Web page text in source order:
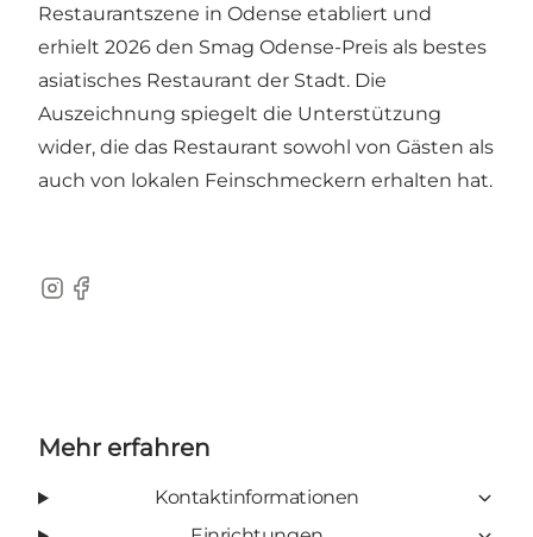
Restaurantszene in Odense etabliert und
erhielt 2026 den Smag Odense-Preis als bestes
asiatisches Restaurant der Stadt. Die
Auszeichnung spiegelt die Unterstützung
wider, die das Restaurant sowohl von Gästen als
auch von lokalen Feinschmeckern erhalten hat.
Instagram
Facebook
Mehr erfahren
Kontaktinformationen